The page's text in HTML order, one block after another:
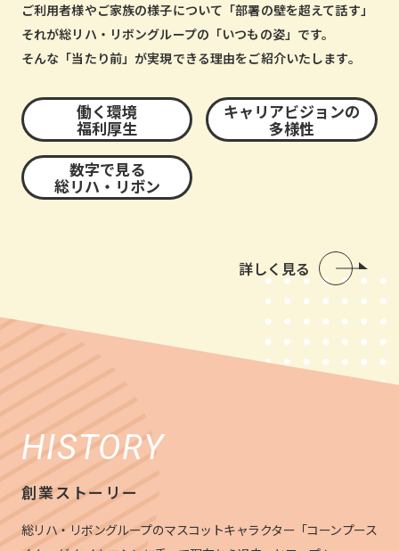
ご利用者様やご家族の様子について「部署の壁を超えて話す」
それが総リハ・リボングループの「いつもの姿」です。
そんな「当たり前」が実現できる理由をご紹介いたします。
働く環境
福利厚生
キャリアビジョンの
多様性
数字で見る
総リハ・リボン
詳しく見る
HISTORY
創業ストーリー
総リハ・リボングループのマスコットキャラクター「コーンプース